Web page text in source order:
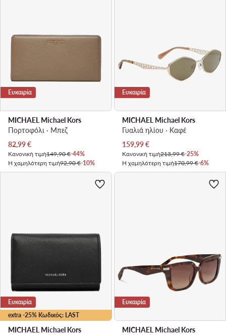
Ευκαιρία
MICHAEL Michael Kors
Πορτοφόλι · Μπεζ
Τρέχουσα τιμή
82,99€
Κανονική τιμή149,90 €-44%
Η χαμηλότερη τιμή92,90 €-10%
Ευκαιρία
MICHAEL Michael Kors
Γυαλιά ηλίου · Καφέ
Τρέχουσα τιμή
159,99€
Κανονική τιμή213,99 €-25%
Η χαμηλότερη τιμή170,99 €-6%
extra -25% Κωδικός: LAST
Ευκαιρία
MICHAEL Michael Kors
Ευκαιρία
MICHAEL Michael Kors